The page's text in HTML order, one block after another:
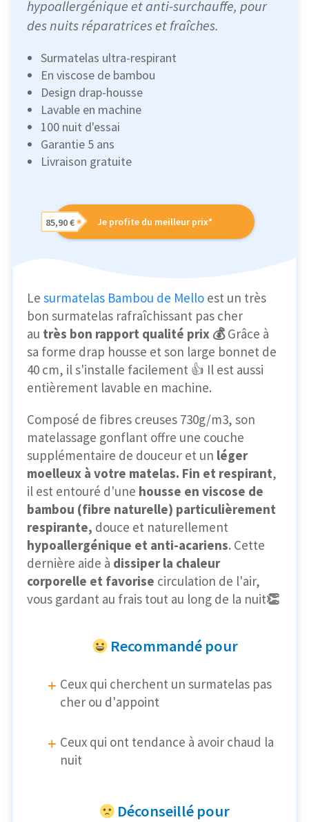
hypoallergénique et anti-surchauffe, pour
des nuits réparatrices et fraîches.
Surmatelas ultra-respirant
En viscose de bambou
Design drap-housse
Lavable en machine
100 nuit d'essai
Garantie 5 ans
Livraison gratuite
Je profite du meilleur prix*
85,90 €
Le surmatelas Bambou de Mello est un très
bon surmatelas rafraîchissant pas cher
au très bon rapport qualité prix 💰Grâce à
sa forme drap housse et son large bonnet de
40 cm, il s'installe facilement 👍 Il est aussi
entièrement lavable en machine.
Composé de fibres creuses 730g/m3, son
matelassage gonflant offre une couche
supplémentaire de douceur et un léger
moelleux à votre matelas. Fin et respirant,
il est entouré d'une housse en viscose de
bambou (fibre naturelle) particulièrement
respirante, douce et naturellement
hypoallergénique et anti-acariens. Cette
dernière aide à dissiper la chaleur
corporelle et favorise circulation de l'air,
vous gardant au frais tout au long de la nuit👏
Recommandé pour
Ceux qui cherchent un surmatelas pas
cher ou d'appoint
Ceux qui ont tendance à avoir chaud la
nuit
Déconseillé pour